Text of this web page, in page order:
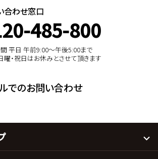
合わせ窓口
485-800
平日 午前9:00〜午後5:00まで
曜・祝日はお休みとさせて頂きます
でのお問い合わせ